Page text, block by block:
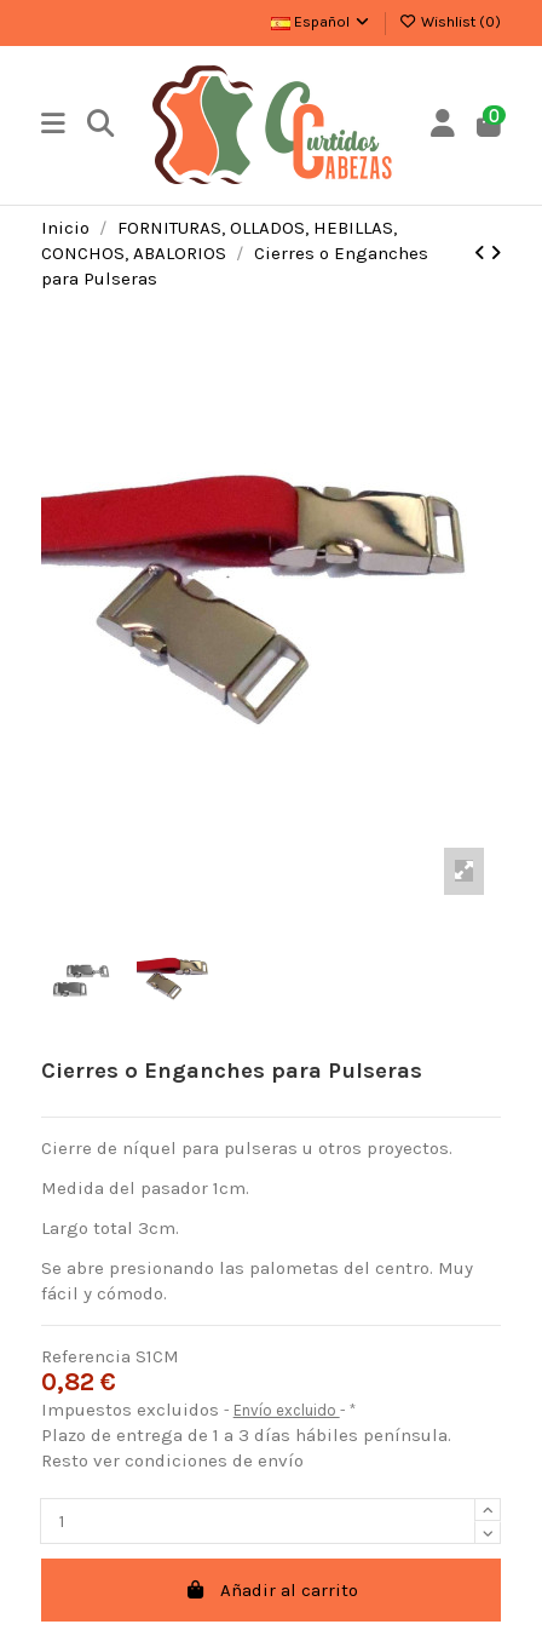
Español Wishlist (0)
0
Inicio
FORNITURAS, OLLADOS, HEBILLAS,
CONCHOS, ABALORIOS
Cierres o Enganches
para Pulseras
Cierres o Enganches para Pulseras
Cierre de níquel para pulseras u otros proyectos.
Medida del pasador 1cm.
Largo total 3cm.
Se abre presionando las palometas del centro. Muy
fácil y cómodo.
Referencia S1CM
0,82 €
Impuestos excluidos Envío excluido *
Plazo de entrega de 1 a 3 días hábiles península.
Resto ver condiciones de envío
Añadir al carrito